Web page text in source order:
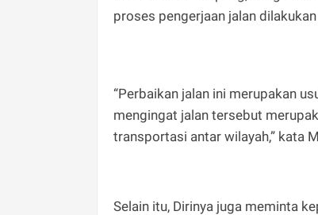
proses pengerjaan jalan
“Perbaikan jalan ini merupakan
mengingat jalan tersebut
transportasi antar wilayah,” kata
Selain itu, Dirinya juga meminta